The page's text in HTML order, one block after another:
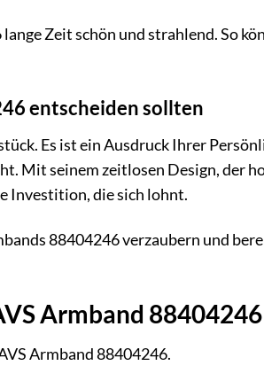
Zeit schön und strahlend. So
entscheiden sollten
Es ist ein Ausdruck Ihrer
Mit seinem zeitlosen Design, der
Investition, die sich lohnt.
88404246 verzaubern und
Armband 88404246
Armband 88404246.